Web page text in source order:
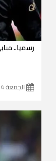
رسميا..
الجمعة 4 أكتوبر 2019 19:27:53